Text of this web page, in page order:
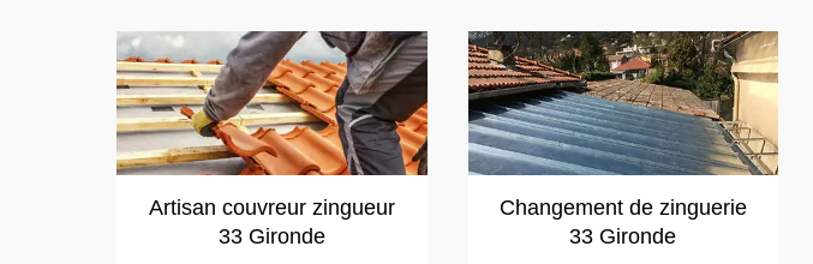
Artisan couvreur zingueur
33 Gironde
Changement de zinguerie
33 Gironde